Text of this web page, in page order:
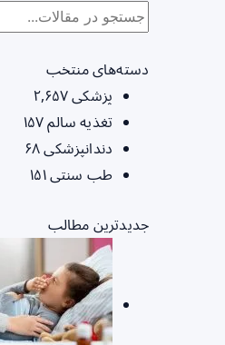
دسته‌های منتخب
پزشکی۲,۶۵۷
تغذیه سالم۱۵۷
دندانپزشکی۶۸
طب سنتی۱۵۱
جدیدترین مطالب